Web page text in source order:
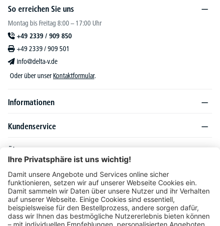
So erreichen Sie uns
Montag bis Freitag 8:00 – 17:00 Uhr
+49 2339 / 909 850
+49 2339 / 909 501
info@delta-v.de
Oder über unser Kontaktformular.
Informationen
Kundenservice
Über DELTA-V
Produktsortiment
Ratgeber